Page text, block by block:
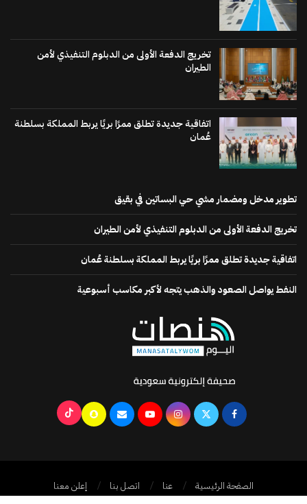
تخريج الدفعة الأولى من الدبلوم التنفيذي لأمن
الطيران
اتفاقية جديدة تطلق ممرًا بريًا يربط المملكة بسلطنة
عُمان
تطوير مدخل ومضمار مشي حي البساتين في بقيق
تخريج الدفعة الأولى من الدبلوم التنفيذي لأمن الطيران
اتفاقية جديدة تطلق ممرًا بريًا يربط المملكة بسلطنة عُمان
النفط يواصل الصعود والذهب يتجه لأكبر مكاسب أسبوعية
الصفحة الرئيسية عنا اتصل بنا إعلن معنا